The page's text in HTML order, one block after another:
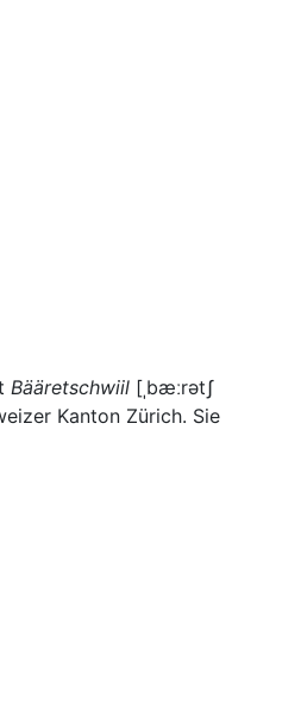
Bääretschwiil [ˌbæːrətʃ
Kanton Zürich. Sie